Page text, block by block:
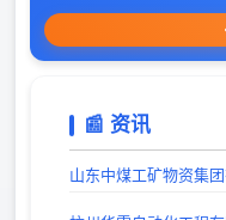
606导航网_常用网址大
出站时间：
出站时间：
📰 资讯